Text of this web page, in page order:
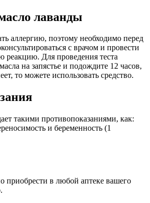
лаванды
аллергию, поэтому необходимо перед
с врачом и провести
реакцию. Для проведения теста
на запястье и подождите 12 часов,
то можете использовать средство.
такими противопоказаниями, как:
и беременность (1
приобрести в любой аптеке вашего